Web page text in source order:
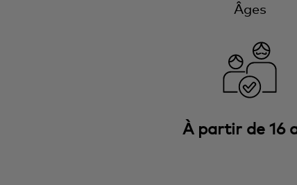
Âges
À partir de 16